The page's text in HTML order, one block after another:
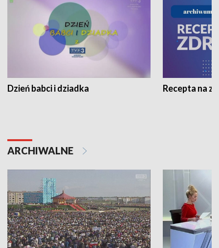
Dzień babci i dziadka Recepta na
ARCHIWALNE